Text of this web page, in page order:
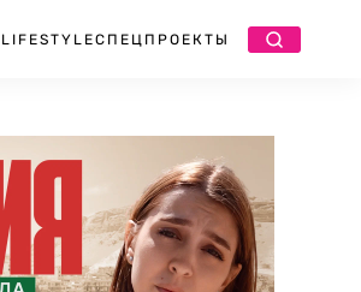
LIFESTYLEСПЕЦПРОЕКТЫ